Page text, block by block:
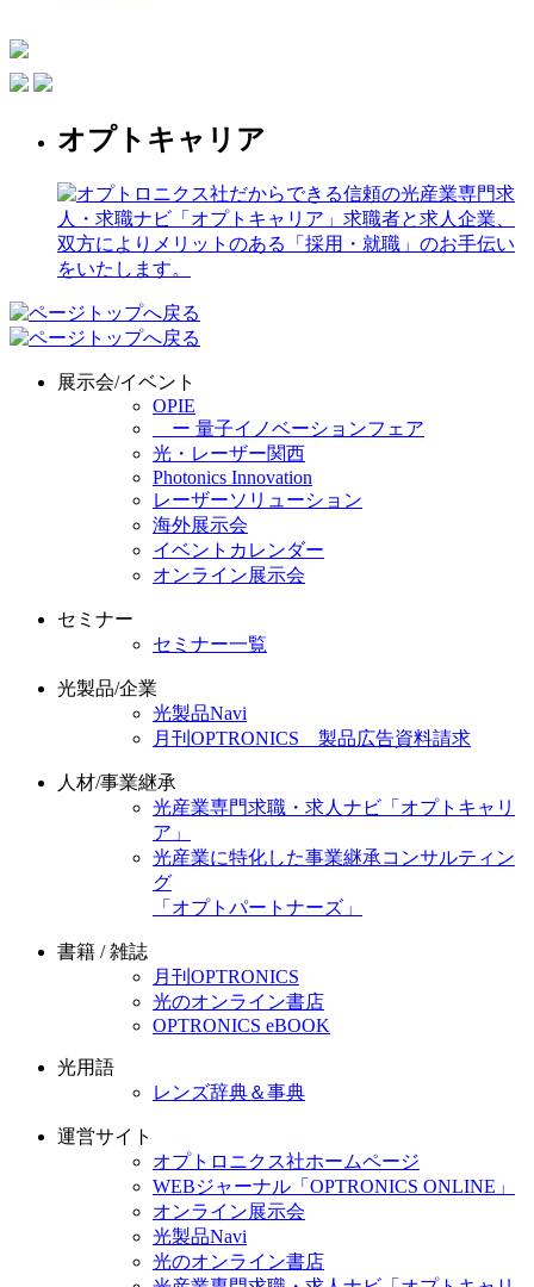
オプトキャリア
展示会/イベント
OPIE
ー 量子イノベーションフェア
光・レーザー関西
Photonics Innovation
レーザーソリューション
海外展示会
イベントカレンダー
オンライン展示会
セミナー
セミナー一覧
光製品/企業
光製品Navi
月刊OPTRONICS 製品広告資料請求
人材/事業継承
光産業専門求職・求人ナビ「オプトキャリ
ア」
光産業に特化した事業継承コンサルティン
グ
「オプトパートナーズ」
書籍 / 雑誌
月刊OPTRONICS
光のオンライン書店
OPTRONICS eBOOK
光用語
レンズ辞典＆事典
運営サイト
オプトロニクス社ホームページ
WEBジャーナル「OPTRONICS ONLINE」
オンライン展示会
光製品Navi
光のオンライン書店